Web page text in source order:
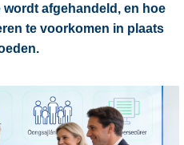
afgehandeld, en hoe
te voorkomen in plaats